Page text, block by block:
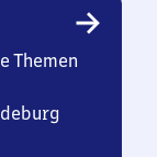
Themen